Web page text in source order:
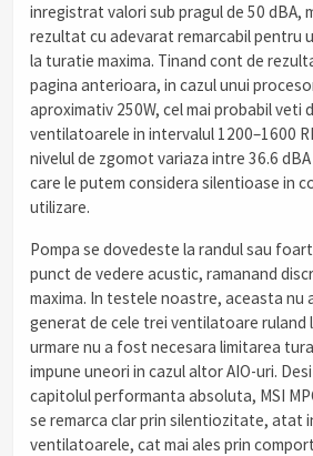
inregistrat valori sub pragul de 50 dBA,
rezultat cu adevarat remarcabil pentru
la turatie maxima. Tinand cont de
pagina anterioara, in cazul unui
aproximativ 250W, cel mai probabil veti
ventilatoarele in intervalul 1200–1600
nivelul de zgomot variaza intre 36.6 dBA
care le putem considera silentioase in
utilizare.
Pompa se dovedeste la randul sau
punct de vedere acustic, ramanand
maxima. In testele noastre, aceasta nu
generat de cele trei ventilatoare ruland
urmare nu a fost necesara limitarea
impune uneori in cazul altor AIO-uri.
capitolul performanta absoluta, MSI
se remarca clar prin silentiozitate, atat
ventilatoarele, cat mai ales prin